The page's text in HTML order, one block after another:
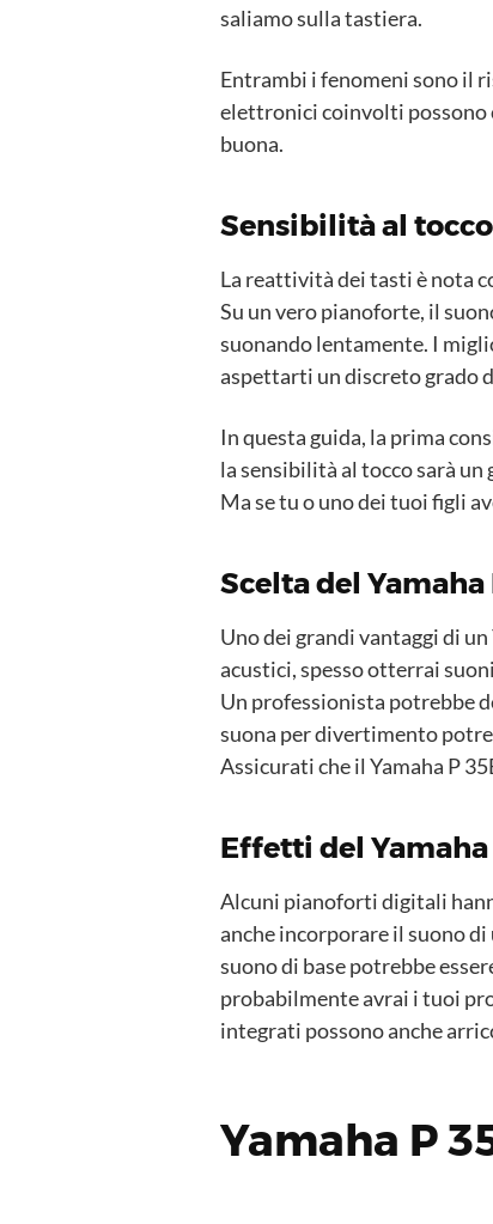
saliamo sulla tastiera.
Entrambi i fenomeni sono il
elettronici coinvolti possono
buona.
Sensibilità al
La reattività dei tasti è nota
Su un vero pianoforte, il
suonando lentamente. I
aspettarti un discreto grado
In questa guida, la prima
la sensibilità al tocco sarà
Ma se tu o uno dei tuoi figli
Scelta del
Uno dei grandi vantaggi di
acustici, spesso otterrai
Un professionista potrebbe
suona per divertimento
Assicurati che il Yamaha P
Effetti del
Alcuni pianoforti digitali
anche incorporare il suono
suono di base potrebbe
probabilmente avrai i tuoi
integrati possono anche
Yamaha P